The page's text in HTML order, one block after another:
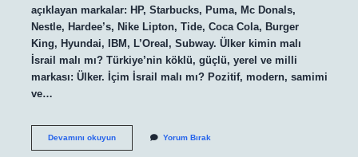
açıklayan markalar: HP, Starbucks, Puma, Mc Donals,
Nestle, Hardee’s, Nike Lipton, Tide, Coca Cola, Burger
King, Hyundai, IBM, L’Oreal, Subway. Ülker kimin malı
İsrail malı mı? Türkiye’nin köklü, güçlü, yerel ve milli
markası: Ülker. İçim İsrail malı mı? Pozitif, modern, samimi
ve…
Devamını okuyunAlpella
Yorum Bırak